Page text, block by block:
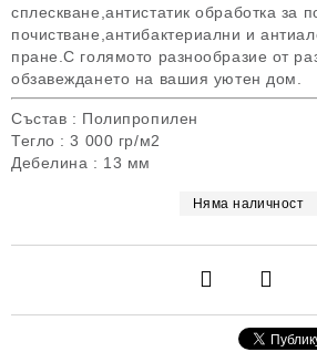
сплескване,антистатик обработка за
почистване,антибактериални и
пране.С голямото разнообразие от
обзавеждането на вашия уютен дом.
Състав : Полипропилен
Тегло : 3 000 гр/м2
Дебелина : 13 мм
Няма наличност